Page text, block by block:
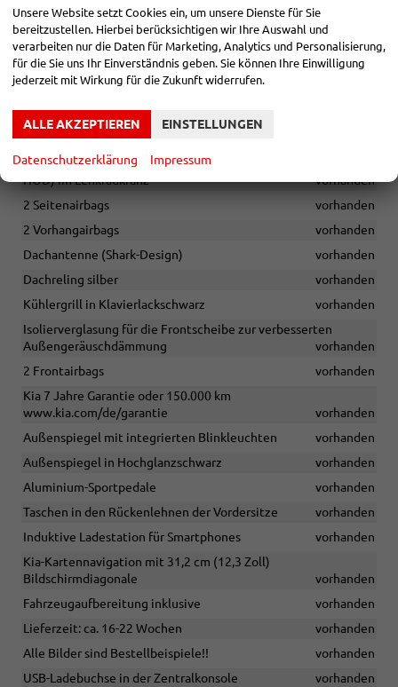
FCA) mit Fußgänger- und Radfahrererkennung
vorhanden
Gegenlenkunterstützung (Vehicle Stability Management,
VSM)
vorhanden
Gurtwarnsystem vorn und hinten
Aktiver Spurhalteassistent mit korrigierendem Lenkeingriff
und kapazitiver Hands-on-Erkennung (Hands-on-Detection,
HOD) im Lenkradkranz
vorhanden
2 Seitenairbags
vorhanden
2 Vorhangairbags
vorhanden
Dachantenne (Shark-Design)
vorhanden
Dachreling silber
vorhanden
Kühlergrill in Klavierlackschwarz
vorhanden
Isolierverglasung für die Frontscheibe zur verbesserten
Außengeräuschdämmung
vorhanden
2 Frontairbags
vorhanden
Kia 7 Jahre Garantie oder 150.000 km
www.kia.com/de/garantie
vorhanden
Außenspiegel mit integrierten Blinkleuchten
vorhanden
Außenspiegel in Hochglanzschwarz
vorhanden
Aluminium-Sportpedale
vorhanden
Taschen in den Rückenlehnen der Vordersitze
vorhanden
Induktive Ladestation für Smartphones
vorhanden
Kia-Kartennavigation mit 31,2 cm (12,3 Zoll)
Bildschirmdiagonale
vorhanden
Fahrzeugaufbereitung inklusive
vorhanden
Lieferzeit: ca. 16-22 Wochen
vorhanden
Alle Bilder sind Bestellbeispiele!!
vorhanden
USB-Ladebuchse in der Zentralkonsole
vorhanden
Unsere Website setzt Cookies ein, um unsere Dienste für Sie
bereitzustellen. Hierbei berücksichtigen wir Ihre Auswahl und
verarbeiten nur die Daten für Marketing, Analytics und Personalisierung,
für die Sie uns Ihr Einverständnis geben. Sie können Ihre Einwilligung
jederzeit mit Wirkung für die Zukunft widerrufen.
ALLE AKZEPTIEREN EINSTELLUNGEN
Datenschutzerklärung Impressum